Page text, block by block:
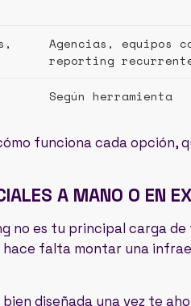
Agencias, equipos
reporting
Según herramienta
funciona cada opción,
A MANO O EN
no es tu principal carga de
falta montar una
diseñada una vez te